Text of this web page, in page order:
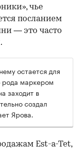
чье
посланием
— это часто
остается для
рода маркером
заходит в
создал
Ярова.
Est-a-Tet,